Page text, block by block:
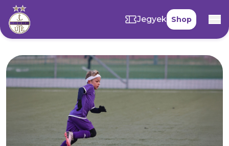
Jegyek Shop